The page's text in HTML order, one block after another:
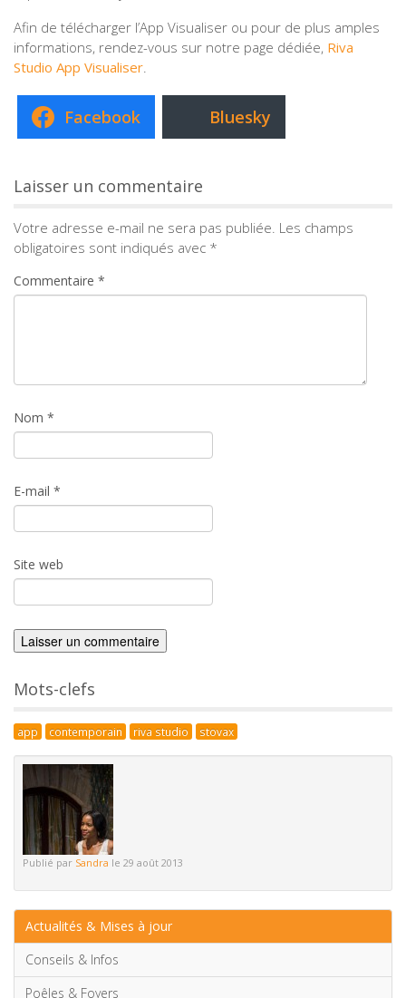
Afin de télécharger l’App Visualiser ou pour de plus amples
informations, rendez-vous sur notre page dédiée, Riva
Studio App Visualiser.
Facebook Bluesky
Laisser un commentaire
Votre adresse e-mail ne sera pas publiée. Les champs
obligatoires sont indiqués avec *
Commentaire *
Nom *
E-mail *
Site web
Mots-clefs
app contemporain riva studio stovax
Publié par Sandra le 29 août 2013
Actualités & Mises à jour
Conseils & Infos
Poêles & Foyers